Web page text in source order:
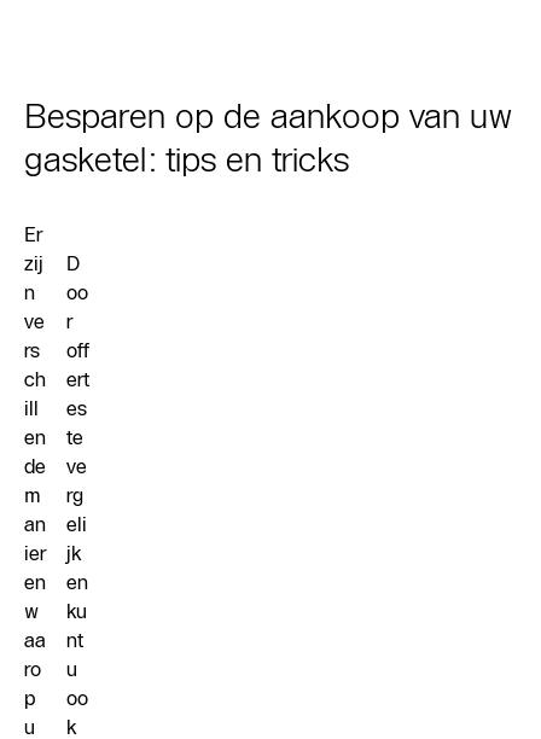
Besparen op de aankoop van uw
gasketel: tips en tricks
Er
zij
n
ve
rs
ch
ill
en
de
m
an
ier
en
w
aa
ro
p
u
D
oo
r
off
ert
es
te
ve
rg
eli
jk
en
ku
nt
u
oo
k